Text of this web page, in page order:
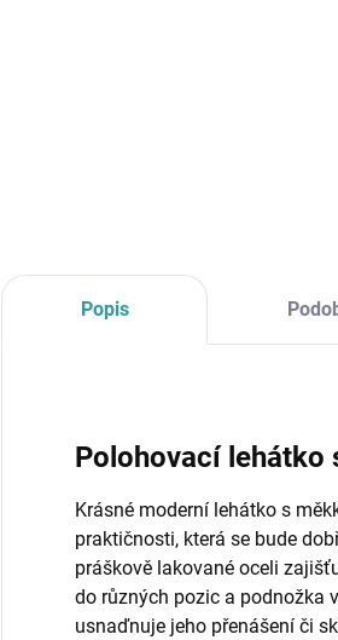
Popis
Polohovací lehátko
Krásné moderní lehátko s
praktičnosti, která se bude
práškově lakované oceli
do různých pozic a podnožka
usnaďnuje jeho přenášení či